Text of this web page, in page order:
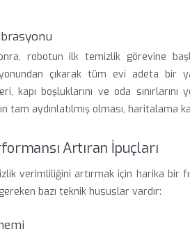
robotun ilk temizlik görevine
çıkarak tüm evi adeta bir
kapı boşluklarını ve oda
tam aydınlatılmış olması, haritalama
Artıran İpuçları
verimliliğini artırmak için harika bir
bazı teknik hususlar vardır: